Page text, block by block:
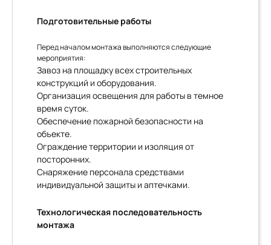
Подготовительные работы
Перед началом монтажа выполняются следующие
мероприятия:
Завоз на площадку всех строительных
конструкций и оборудования.
Организация освещения для работы в темное
время суток.
Обеспечение пожарной безопасности на
объекте.
Ограждение территории и изоляция от
посторонних.
Снаряжение персонала средствами
индивидуальной защиты и аптечками.
Технологическая последовательность
монтажа